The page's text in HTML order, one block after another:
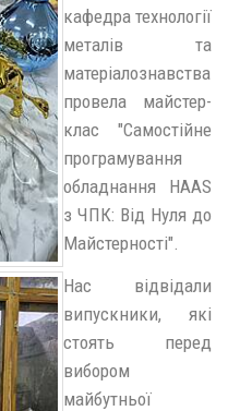
кафедра технології
металів та
матеріалознавства
провела майстер-
клас "Самостійне
програмування
обладнання HAAS
з ЧПК: Від Нуля до
Майстерності".
Нас відвідали
випускники, які
стоять перед
вибором
майбутньої